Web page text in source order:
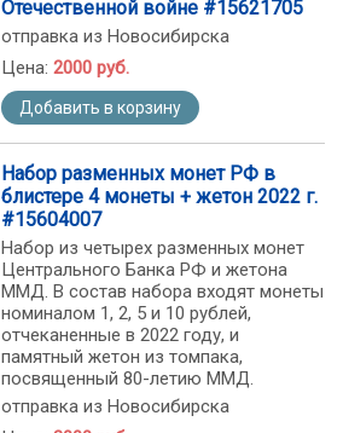
Отечественной войне #15621705
отправка из Новосибирска
Цена: 2000 руб.
Добавить в корзину
Набор разменных монет РФ в
блистере 4 монеты + жетон 2022 г.
#15604007
Набор из четырех разменных монет
Центрального Банка РФ и жетона
ММД. В состав набора входят монеты
номиналом 1, 2, 5 и 10 рублей,
отчеканенные в 2022 году, и
памятный жетон из томпака,
посвященный 80-летию ММД.
отправка из Новосибирска